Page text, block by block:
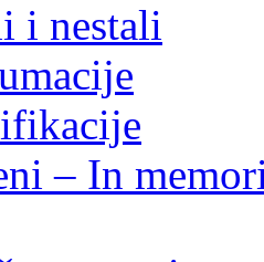
i nestali
– In